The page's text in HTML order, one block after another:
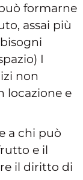
formarne
assai più
I
non
locazione e
a chi può
e il
il diritto di